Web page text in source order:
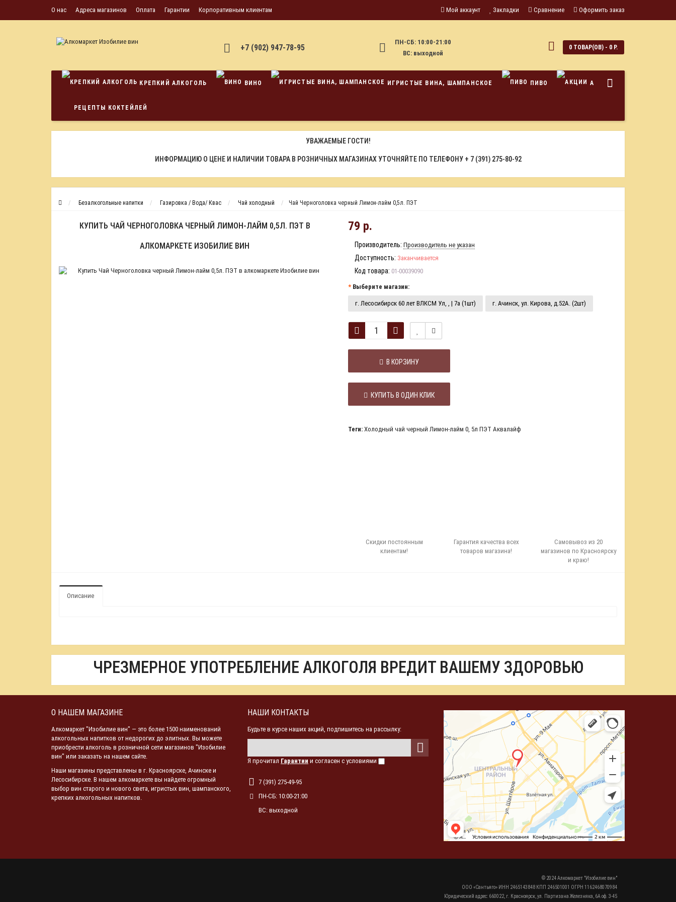
О нас Адреса магазинов Оплата Гарантии Корпоративным клиентам Мой аккаунт Закладки Сравнение Оформить заказ
+7 (902) 947-78-95
ПН-СБ: 10:00-21:00
ВС: выходной
0 ТОВАР(ОВ) - 0 Р.
КРЕПКИЙ АЛКОГОЛЬ ВИНО ИГРИСТЫЕ ВИНА, ШАМПАНСКОЕ ПИВО АКЦИИ
РЕЦЕПТЫ КОКТЕЙЛЕЙ
УВАЖАЕМЫЕ ГОСТИ!
ИНФОРМАЦИЮ О ЦЕНЕ И НАЛИЧИИ ТОВАРА В РОЗНИЧНЫХ МАГАЗИНАХ УТОЧНЯЙТЕ ПО ТЕЛЕФОНУ + 7 (391) 275-80-92
Безалкогольные напитки Газировка / Вода/ Квас Чай холодный Чай Черноголовка черный Лимон-лайм 0,5л. ПЭТ
КУПИТЬ ЧАЙ ЧЕРНОГОЛОВКА ЧЕРНЫЙ ЛИМОН-ЛАЙМ 0,5Л. ПЭТ В
АЛКОМАРКЕТЕ ИЗОБИЛИЕ ВИН
79 р.
Производитель: Производитель не указан
Доступность: Заканчивается
Код товара: 01-00039090
Выберите магазин:
г. Лесосибирск 60 лет ВЛКСМ Ул, , | 7а (1шт) г. Ачинск, ул. Кирова, д.52А. (2шт)
В КОРЗИНУ
КУПИТЬ В ОДИН КЛИК
Теги: Холодный чай черный Лимон-лайм 0, 5л ПЭТ Аквалайф
Скидки постоянным
клиентам!
Гарантия качества всех
товаров магазина!
Самовывоз из 20
магазинов по Красноярску
и краю!
Описание
ЧРЕЗМЕРНОЕ УПОТРЕБЛЕНИЕ АЛКОГОЛЯ ВРЕДИТ ВАШЕМУ ЗДОРОВЬЮ
О НАШЕМ МАГАЗИНЕ
Алкомаркет "Изобилие вин" — это более 1500 наименований
алкогольных напитков от недорогих до элитных. Вы можете
приобрести алкоголь в розничной сети магазинов "Изобилие
вин" или заказать на нашем сайте.
Наши магазины представлены в г. Красноярске, Ачинске и
Лесосибирске. В нашем алкомаркете вы найдете огромный
выбор вин старого и нового света, игристых вин, шампанского,
крепких алкогольных напитков.
НАШИ КОНТАКТЫ
Будьте в курсе наших акций, подпишитесь на рассылку:
Я прочитал Гарантии и согласен с условиями
7 (391) 275-49-95
ПН-СБ: 10:00-21:00
ВС: выходной
© 2024 Алкомаркет "Изобилие вин"
ООО «Сантьяго» ИНН 2465143848 КПП 246501001 ОГРН 1162468070984
Юридический адрес: 660022, г. Красноярск, ул. Партизана Железняка, 6А оф. 3-45